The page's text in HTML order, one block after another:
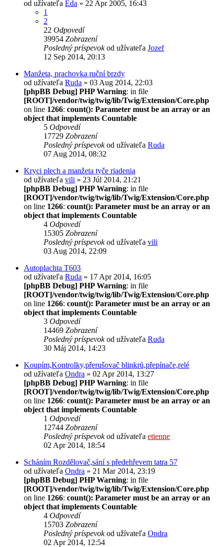
od užívateľa Eda » 22 Apr 2005, 16:43
1
2
22 Odpovedí
39954 Zobrazení
Posledný príspevokod užívateľa Jozef
12 Sep 2014, 20:13
Manžeta, prachovka ruční brzdy
od užívateľa Ruda » 03 Aug 2014, 22:03
[phpBB Debug] PHP Warning: in file
[ROOT]/vendor/twig/twig/lib/Twig/Extension/Core.php
on line 1266: count(): Parameter must be an array or an
object that implements Countable
5 Odpovedí
17729 Zobrazení
Posledný príspevokod užívateľa Ruda
07 Aug 2014, 08:32
Kryci plech a manžeta tyče riadenia
od užívateľa vili » 23 Júl 2014, 21:21
[phpBB Debug] PHP Warning: in file
[ROOT]/vendor/twig/twig/lib/Twig/Extension/Core.php
on line 1266: count(): Parameter must be an array or an
object that implements Countable
4 Odpovedí
15305 Zobrazení
Posledný príspevokod užívateľa vili
03 Aug 2014, 22:09
Autoplachta T603
od užívateľa Ruda » 17 Apr 2014, 16:05
[phpBB Debug] PHP Warning: in file
[ROOT]/vendor/twig/twig/lib/Twig/Extension/Core.php
on line 1266: count(): Parameter must be an array or an
object that implements Countable
3 Odpovedí
14469 Zobrazení
Posledný príspevokod užívateľa Ruda
30 Máj 2014, 14:23
Koupím,Kontrolky,přerušovač blinkrů,přepínače,relé
od užívateľa Ondra » 02 Apr 2014, 13:27
[phpBB Debug] PHP Warning: in file
[ROOT]/vendor/twig/twig/lib/Twig/Extension/Core.php
on line 1266: count(): Parameter must be an array or an
object that implements Countable
1 Odpovedí
12744 Zobrazení
Posledný príspevokod užívateľa etienne
02 Apr 2014, 18:54
Scháním Rozdělovač,sání s předehřevem tatra 57
od užívateľa Ondra » 21 Mar 2014, 23:19
[phpBB Debug] PHP Warning: in file
[ROOT]/vendor/twig/twig/lib/Twig/Extension/Core.php
on line 1266: count(): Parameter must be an array or an
object that implements Countable
4 Odpovedí
15703 Zobrazení
Posledný príspevokod užívateľa Ondra
02 Apr 2014, 12:54